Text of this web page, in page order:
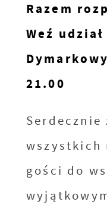
Razem
Weź
21.00
Serdecznie
wszystkich
gości do